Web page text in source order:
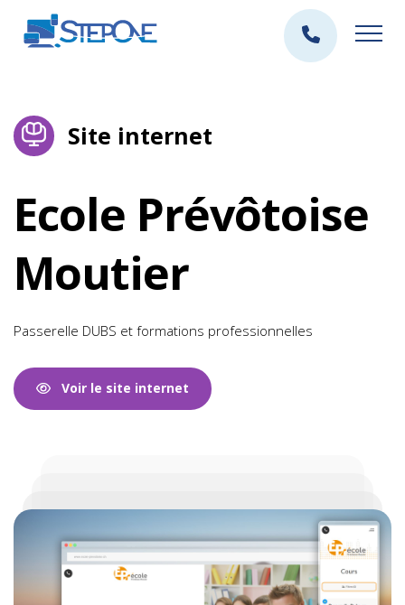
Site internet
Ecole Prévôtoise
Moutier
Passerelle DUBS et formations professionnelles
Voir le site internet